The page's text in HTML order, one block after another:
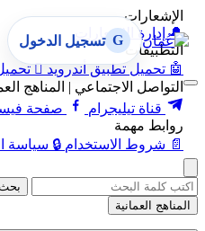
الإشعارات
🔔 إدارة الإشعارات
التطبيقات
🤖 تحميل تطبيق أندرويد 
التواصل الاجتماعي | المناهج
قناة تيليجرام
صفحة
روابط مهمة
📄 شروط الاستخدام 🔒 سياسة
G تسجيل الدخول
المناهج العمانية